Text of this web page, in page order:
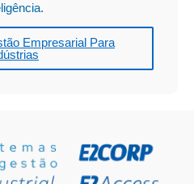
Empresarial Para